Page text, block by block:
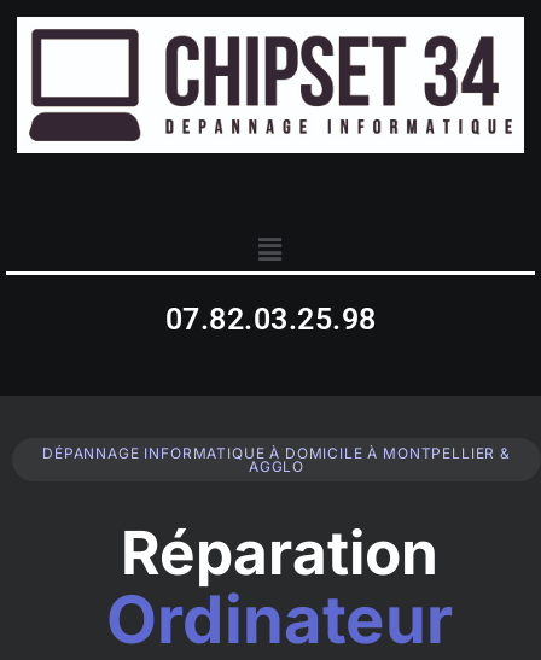
07.82.03.25.98
DÉPANNAGE INFORMATIQUE À DOMICILE À MONTPELLIER &
AGGLO
Réparation
Ordinateur